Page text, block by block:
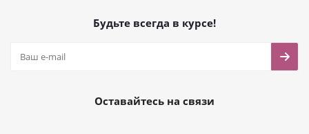
Будьте всегда в курсе!
Оставайтесь на связи